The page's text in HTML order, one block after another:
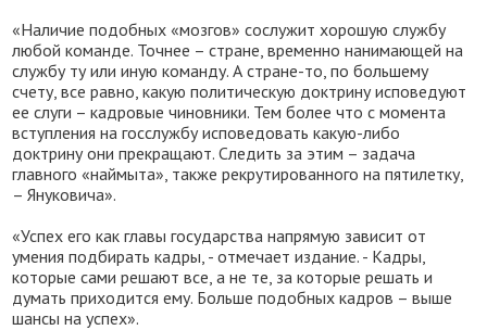
«Наличие подобных «мозгов» сослужит хорошую службу
любой команде. Точнее – стране, временно нанимающей на
службу ту или иную команду. А стране-то, по большему
счету, все равно, какую политическую доктрину исповедуют
ее слуги – кадровые чиновники. Тем более что с момента
вступления на госслужбу исповедовать какую-либо
доктрину они прекращают. Следить за этим – задача
главного «наймыта», также рекрутированного на пятилетку,
– Януковича».
«Успех его как главы государства напрямую зависит от
умения подбирать кадры, - отмечает издание. - Кадры,
которые сами решают все, а не те, за которые решать и
думать приходится ему. Больше подобных кадров – выше
шансы на успех».